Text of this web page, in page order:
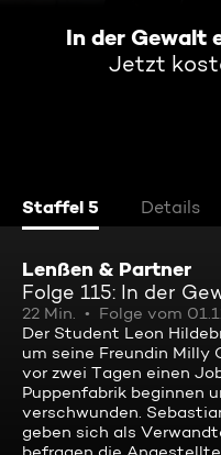
In der Gewalt
Jetzt
Staffel 5 Details
Lenßen & Partner
Folge 115: In der
22 Min. Folge vom
Der Student Leon
um seine Freundin Milly
vor zwei Tagen einen
Puppenfabrik beginnen
verschwunden.
geben sich als